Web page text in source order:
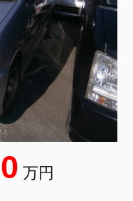
万円